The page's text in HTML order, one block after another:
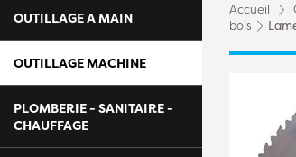
OUTILLAGE A MAIN
OUTILLAGE MACHINE
PLOMBERIE - SANITAIRE -
CHAUFFAGE
Accueil
bois